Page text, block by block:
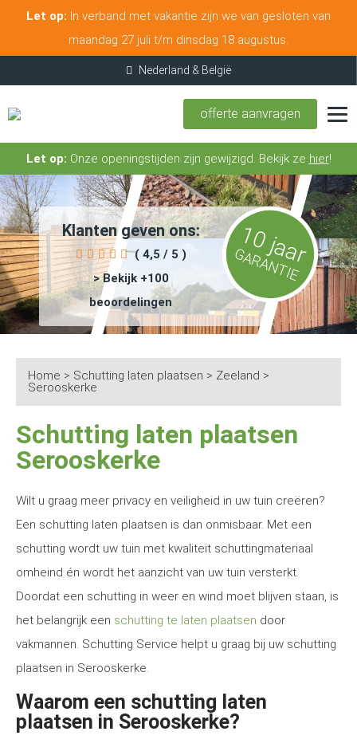
Let op: In verband met vakantie zijn we van gesloten van
maandag 27 juli t/m dinsdag 18 augustus.
offerte aanvragen
Let op: Onze openingstijden zijn gewijzigd. Bekijk ze hier!
Klanten geven ons:
( 4,5 / 5 )
> Bekijk +100
beoordelingen
10 jaar
GARANTIE
Home > Schutting laten plaatsen > Zeeland >
Serooskerke
Schutting laten plaatsen
Serooskerke
Wilt u graag meer privacy en veiligheid in uw tuin creëren?
Een schutting laten plaatsen is dan onmisbaar. Met een
schutting wordt uw tuin met kwaliteit schuttingmateriaal
omheind én wordt het aanzicht van uw tuin versterkt.
Doordat een schutting in weer en wind moet blijven staan, is
het belangrijk een schutting te laten plaatsen door
vakmannen. Schutting Service helpt u graag bij uw schutting
plaatsen in Serooskerke.
Waarom een schutting laten
plaatsen in Serooskerke?